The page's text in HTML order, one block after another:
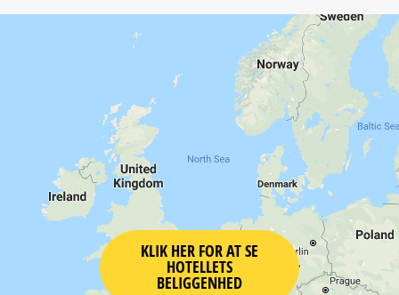
KLIK HER FOR AT SE
HOTELLETS
BELIGGENHED